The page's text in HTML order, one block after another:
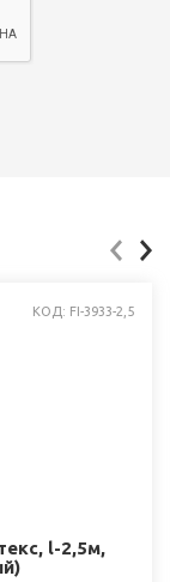
КОД: FI-3933-2,5
l-2,5м,